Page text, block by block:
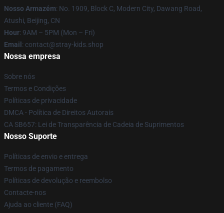
Nosso Armazém: No. 1909, Block C, Modern City, Dawang Road,
Atushi, Beijing, CN
Hour: 9AM – 5PM (Mon – Fri)
Email : contact@stray-kids.shop
Nossa empresa
Sobre nós
Termos e Condições
Políticas de privacidade
DMCA - Política de Direitos Autorais
CA SB657: Lei de Transparência de Cadeia de Suprimentos
Nosso Suporte
Políticas de envio e entrega
Termos de pagamento
Políticas de devolução e reembolso
Contacte-nos
Ajuda ao cliente (FAQ)